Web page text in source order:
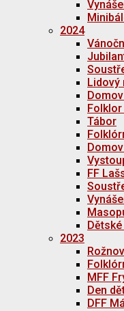
2024
Lidový
Tábor
FF
2023
MFF
Den
DFF